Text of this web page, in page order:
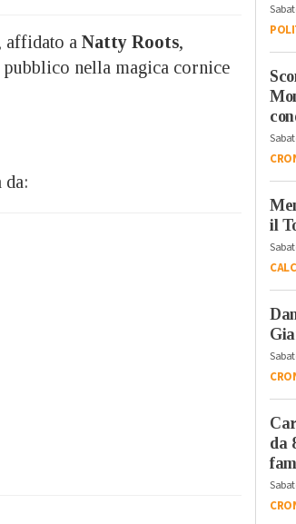
affidato a Natty Roots,
nella magica cornice
da:
il
da